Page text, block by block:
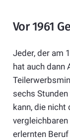
Vor 1961
Jeder, der am
hat auch dann
sechs
kann, die nicht
erlernten